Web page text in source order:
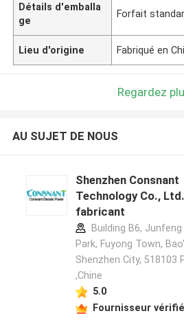
Détails d'emballa
ge
Forfait
Lieu d'origine Fabriqué en
Regardez
AU SUJET DE NOUS
Shenzhen Consnant
Technology Co.,
fabricant
Building B6,
Park, Fuyong Town,
Shenzhen City, 518103
,Chine
5.0
Fournisseur vérifié